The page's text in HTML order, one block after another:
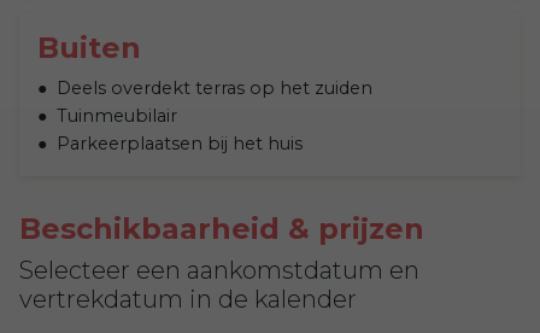
Buiten
Deels overdekt terras op het zuiden
Tuinmeubilair
Parkeerplaatsen bij het huis
Beschikbaarheid & prijzen
Selecteer een aankomstdatum en
vertrekdatum in de kalender